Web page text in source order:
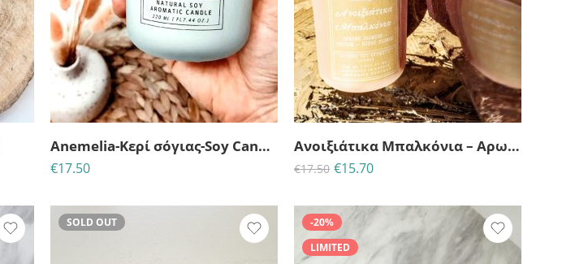
Anemelia-Κερί σόγιας-Soy Candle-Special Edition
€17.50
25
ΗΜΈΡΕΣ
06
ΩΡΕΣ
04
MINS
30
ΔΕΥΤ
Aνοιξιάτικα Μπαλκόνια – Αρωματικό κερί σόγιας
€17.50 €15.70
SOLD OUT -20%
LIMITED